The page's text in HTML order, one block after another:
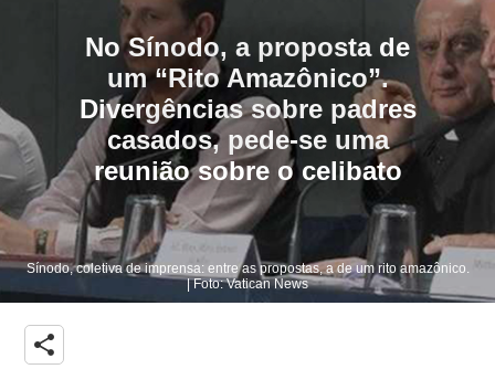
No Sínodo, a proposta de
um “Rito Amazônico”.
Divergências sobre padres
casados, pede-se uma
reunião sobre o celibato
Sínodo, coletiva de imprensa: entre as propostas, a de um rito amazônico.
| Foto: Vatican News
share